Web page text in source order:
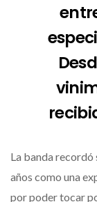
La banda recordó
años como una
por poder tocar